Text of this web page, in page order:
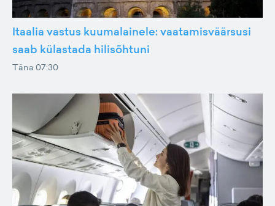
Itaalia vastus kuumalainele: vaatamisväärsusi
saab külastada hilisõhtuni
Täna 07:30